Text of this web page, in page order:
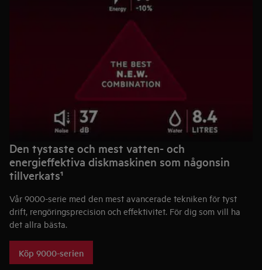
Den tystaste och mest vatten- och
energieffektiva diskmaskinen som någonsin
tillverkats¹
Vår 9000-serie med den mest avancerade tekniken för tyst
drift, rengöringsprecision och effektivitet. För dig som vill ha
det allra bästa.
Köp 9000-serien